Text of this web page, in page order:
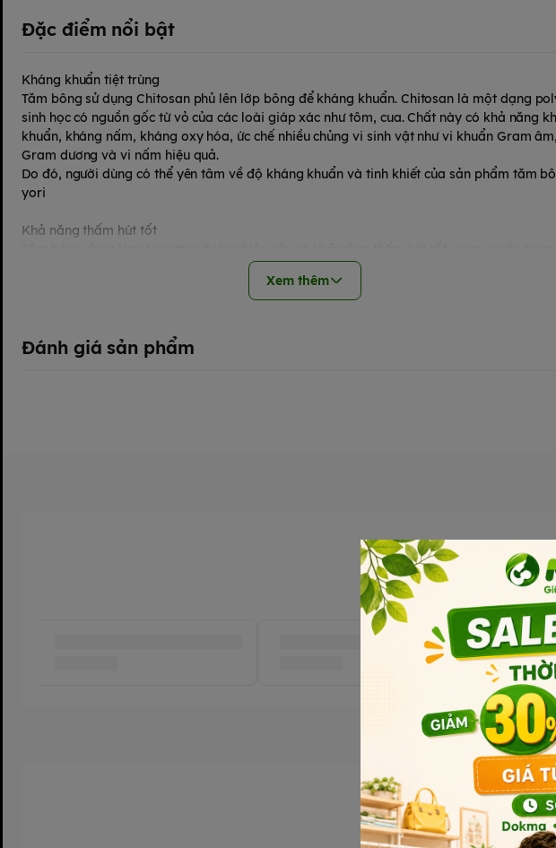
Đặc điểm nổi bật
Kháng khuẩn tiệt trùng
Tăm bông sử dụng Chitosan phủ lên lớp bông để kháng khuẩn. Chitosan là một dạng
sinh học có nguồn gốc từ vỏ của các loài giáp xác như tôm, cua. Chất này có khả năng
khuẩn, kháng nấm, kháng oxy hóa, ức chế nhiều chủng vi sinh vật như vi khuẩn Gram âm,
Gram dương và vi nấm hiệu quả.
Do đó, người dùng có thể yên tâm về độ kháng khuẩn và tinh khiết của sản phẩm tăm
yori
Khả năng thấm hút tốt
dàng thao tác trong vệ sinh cá nhân cho em bé sơ sinh hoặc dùng trong làm sạch các linh
gặp nước. Người dùng có thể dùng sản phẩm để thấm nước trong tai hoặc mũi, làm sạch
ở rốn trẻ sơ sinh, thấm thuốc lỏng để bôi lên vết thương…
ra thuận lợi hơn. Tăm chưa dùng đến được ngăn cách với môi trường, hạn chế khả năng
Xem thêm
Đánh giá sản phẩm
Sản
Sản